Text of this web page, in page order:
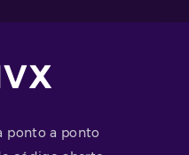
ponto a ponto